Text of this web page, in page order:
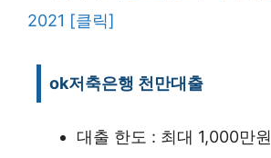
2021 [클릭]
ok저축은행 천만대출
대출 한도 : 최대 1,000만원